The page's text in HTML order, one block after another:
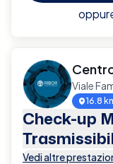
Viale
16.8
Check-up
Vedi altre